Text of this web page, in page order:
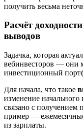
получить весьма
Расчёт
выводов
Задачка, которая
вебинвесторов — они
инвестиционный
Для начала, что такое
изменение начального
связано с
пример —
из зарплаты.